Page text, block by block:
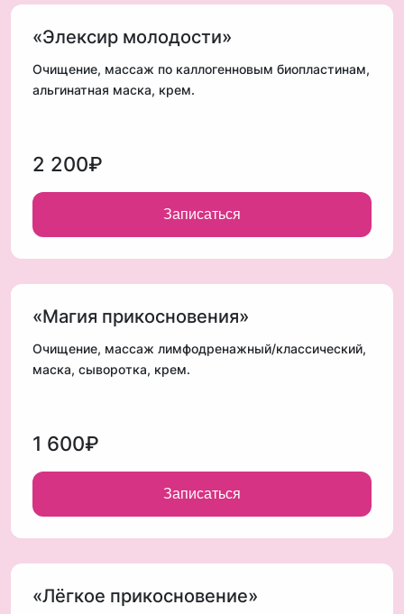
«Элексир молодости»
Очищение, массаж по каллогенновым биопластинам,
альгинатная маска, крем.
2 200₽
Записаться
«Магия прикосновения»
Очищение, массаж лимфодренажный/классический,
маска, сыворотка, крем.
1 600₽
Записаться
«Лёгкое прикосновение»